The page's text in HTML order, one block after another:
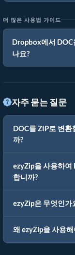
더 많은 사용법 가이드
Dropbox에서 DOC
나요?
자주 묻는 질문
DOC를 ZIP로 변환
까?
ezyZip을 사용하여
합니까?
ezyZip은 무엇인가
왜 ezyZip을 사용해